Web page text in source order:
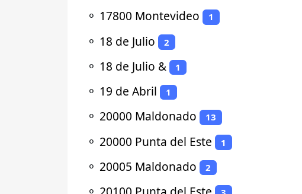
⚬ 17800 Montevideo 1
⚬ 18 de Julio 2
⚬ 18 de Julio & 1
⚬ 19 de Abril 1
⚬ 20000 Maldonado 13
⚬ 20000 Punta del Este 1
⚬ 20005 Maldonado 2